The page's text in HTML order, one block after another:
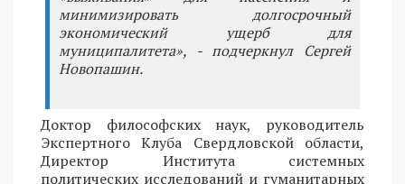
минимизировать долгосрочный
экономический ущерб для
муниципалитета», - подчеркнул Сергей
Новопашин.
Доктор философских наук, руководитель
Экспертного Клуба Свердловской области,
Директор Института системных
политических исследований и гуманитарных